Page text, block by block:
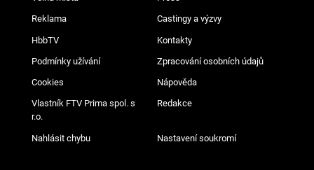
Reklama Castingy a výzvy
HbbTV Kontakty
Podmínky užívání Zpracování osobních údajů
Cookies Nápověda
Vlastník FTV Prima spol. s
r.o.
Redakce
Nahlásit chybu Nastavení soukromí